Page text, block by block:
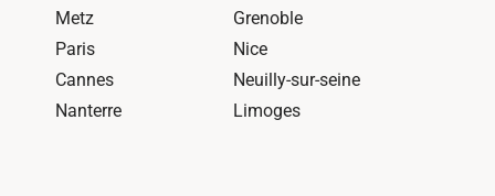
Metz
Grenoble
Paris
Nice
Cannes
Neuilly-sur-seine
Nanterre
Limoges